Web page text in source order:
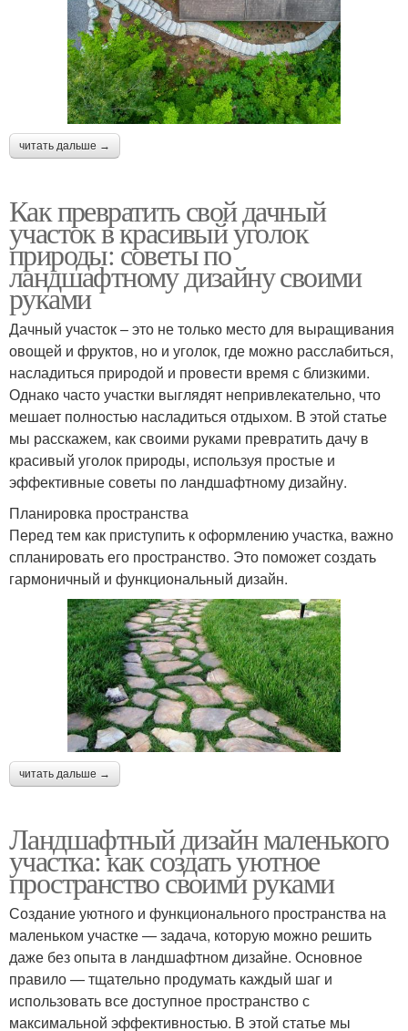
читать дальше →
Как превратить свой дачный
участок в красивый уголок
природы: советы по
ландшафтному дизайну своими
руками
Дачный участок – это не только место для выращивания
овощей и фруктов, но и уголок, где можно расслабиться,
насладиться природой и провести время с близкими.
Однако часто участки выглядят непривлекательно, что
мешает полностью насладиться отдыхом. В этой статье
мы расскажем, как своими руками превратить дачу в
красивый уголок природы, используя простые и
эффективные советы по ландшафтному дизайну.
Планировка пространства
Перед тем как приступить к оформлению участка, важно
спланировать его пространство. Это поможет создать
гармоничный и функциональный дизайн.
читать дальше →
Ландшафтный дизайн маленького
участка: как создать уютное
пространство своими руками
Создание уютного и функционального пространства на
маленьком участке — задача, которую можно решить
даже без опыта в ландшафтном дизайне. Основное
правило — тщательно продумать каждый шаг и
использовать все доступное пространство с
максимальной эффективностью. В этой статье мы